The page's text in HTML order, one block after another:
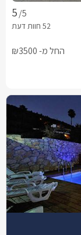
/5
החל מ- ₪3500